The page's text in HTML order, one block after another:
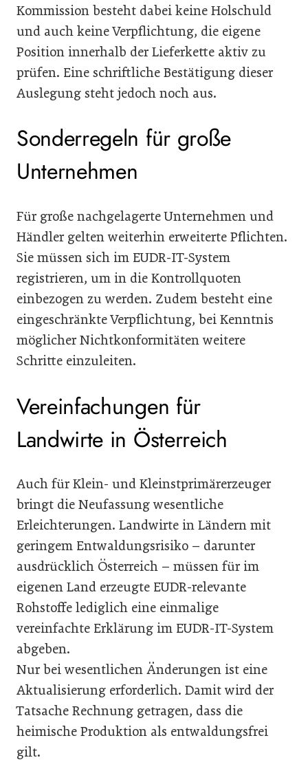
Kommission besteht dabei keine Holschuld
und auch keine Verpflichtung, die eigene
Position innerhalb der Lieferkette aktiv zu
prüfen. Eine schriftliche Bestätigung dieser
Auslegung steht jedoch noch aus.
Sonderregeln für große
Unternehmen
Für große nachgelagerte Unternehmen und
Händler gelten weiterhin erweiterte Pflichten.
Sie müssen sich im EUDR-IT-System
registrieren, um in die Kontrollquoten
einbezogen zu werden. Zudem besteht eine
eingeschränkte Verpflichtung, bei Kenntnis
möglicher Nichtkonformitäten weitere
Schritte einzuleiten.
Vereinfachungen für
Landwirte in Österreich
Auch für Klein- und Kleinstprimärerzeuger
bringt die Neufassung wesentliche
Erleichterungen. Landwirte in Ländern mit
geringem Entwaldungsrisiko – darunter
ausdrücklich Österreich – müssen für im
eigenen Land erzeugte EUDR-relevante
Rohstoffe lediglich eine einmalige
vereinfachte Erklärung im EUDR-IT-System
abgeben.
Nur bei wesentlichen Änderungen ist eine
Aktualisierung erforderlich. Damit wird der
Tatsache Rechnung getragen, dass die
heimische Produktion als entwaldungsfrei
gilt.